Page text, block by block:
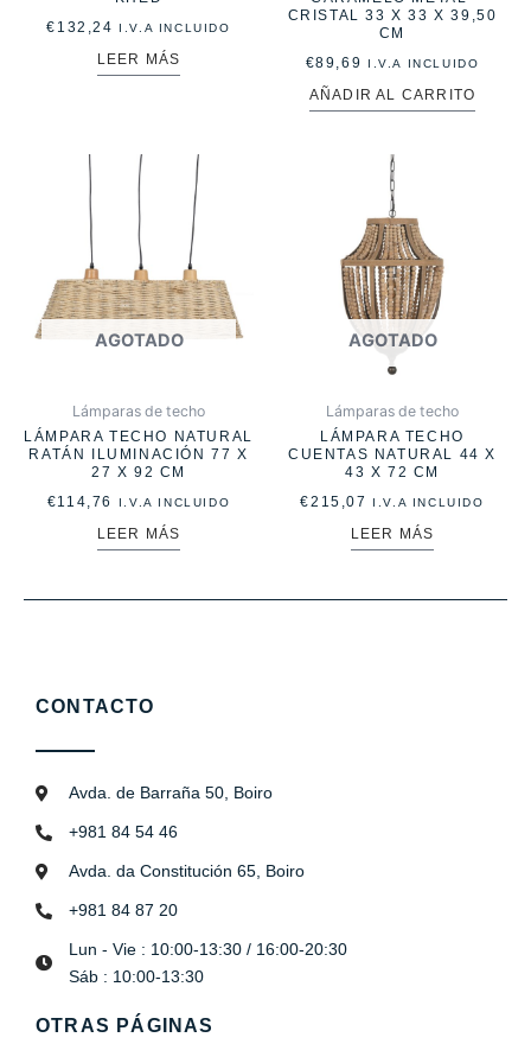
€ 132,24 I.V.A INCLUIDO
LEER MÁS
CRISTAL 33 X 33 X 39,50
CM
€89,69 I.V.A INCLUIDO
AÑADIR AL CARRITO
AGOTADO
Lámparas de techo
LÁMPARA TECHO NATURAL
RATÁN ILUMINACIÓN 77 X
27 X 92 CM
€114,76 I.V.A INCLUIDO
LEER MÁS
AGOTADO
Lámparas de techo
LÁMPARA TECHO
CUENTAS NATURAL 44 X
43 X 72 CM
€215,07 I.V.A INCLUIDO
LEER MÁS
CONTACTO
Avda. de Barraña 50, Boiro
+981 84 54 46
Avda. da Constitución 65, Boiro
+981 84 87 20
Lun - Vie : 10:00-13:30 / 16:00-20:30
Sáb : 10:00-13:30
OTRAS PÁGINAS